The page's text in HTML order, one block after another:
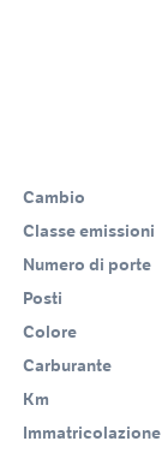
Cambio
Classe emissioni
Numero di porte
Posti
Colore
Carburante
Km
Immatricolazione